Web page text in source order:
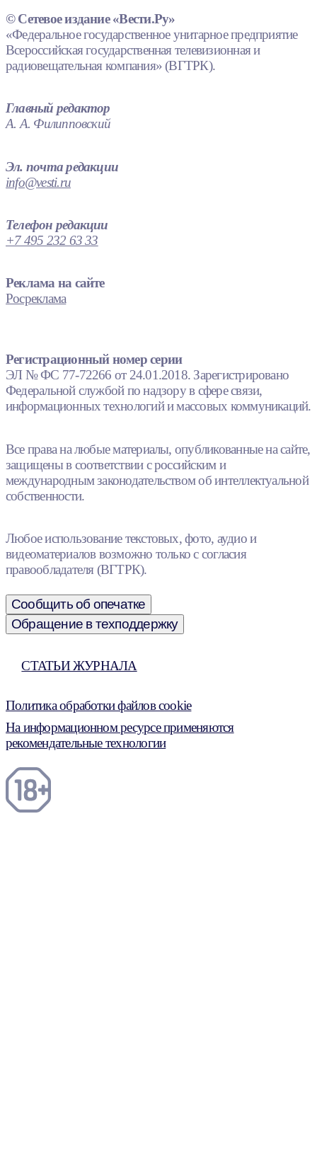
© Сетевое издание «Вести.Ру»
«Федеральное государственное унитарное предприятие
Всероссийская государственная телевизионная и
радиовещательная компания» (ВГТРК).
Главный редактор
А. А. Филипповский
Эл. почта редакции
info@vesti.ru
Телефон редакции
+7 495 232 63 33
Реклама на сайте
Росреклама
Регистрационный номер серии
ЭЛ № ФС 77-72266 от 24.01.2018. Зарегистрировано
Федеральной службой по надзору в сфере связи,
информационных технологий и массовых коммуникаций.
Все права на любые материалы, опубликованные на сайте,
защищены в соответствии с российским и
международным законодательством об интеллектуальной
собственности.
Любое использование текстовых, фото, аудио и
видеоматериалов возможно только с согласия
правообладателя (ВГТРК).
Сообщить об опечатке
Обращение в техподдержку
СТАТЬИ ЖУРНАЛА
Политика обработки файлов cookie
На информационном ресурсе применяются
рекомендательные технологии